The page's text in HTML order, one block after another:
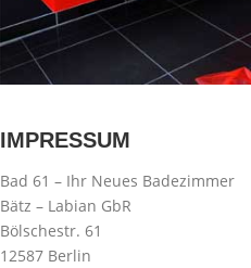
IMPRESSUM
Bad 61 – Ihr Neues Badezimmer
Bätz – Labian GbR
Bölschestr. 61
12587 Berlin